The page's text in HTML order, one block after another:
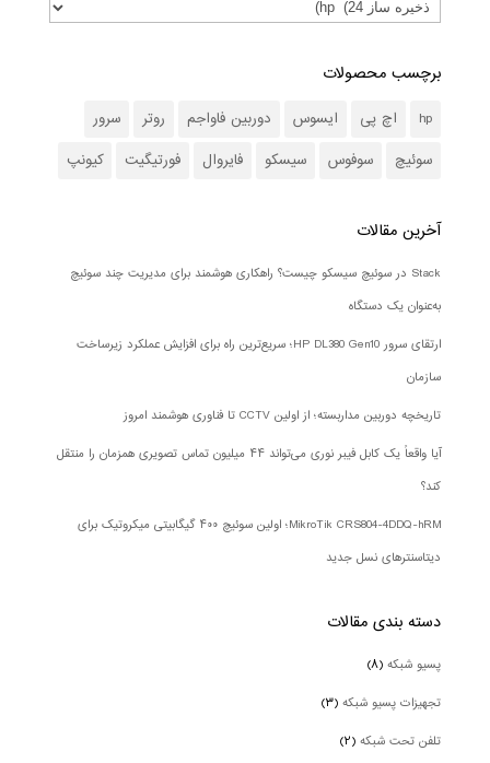
برچسب محصولات
hp اچ پی ایسوس دوربین فاواجم روتر
سرور
سوئیچ
سوفوس سیسکو فایروال فورتیگیت کیونپ
آخرین مقالات
Stack در سوئیچ سیسکو چیست؟ راهکاری هوشمند برای مدیریت چند سوئیچ
به‌عنوان یک دستگاه
ارتقای سرور HP DL380 Gen10؛ سریع‌ترین راه برای افزایش عملکرد زیرساخت
سازمان
تاریخچه دوربین مداربسته؛ از اولین CCTV تا فناوری هوشمند امروز
آیا واقعاً یک کابل فیبر نوری می‌تواند ۴۴ میلیون تماس تصویری همزمان را منتقل
کند؟
MikroTik CRS804-4DDQ-hRM؛ اولین سوئیچ ۴۰۰ گیگابیتی میکروتیک برای
دیتاسنترهای نسل جدید
دسته بندی‌ مقالات
پسیو شبکه(۸)
تجهیزات پسیو شبکه(۳)
تلفن تحت شبکه(۲)